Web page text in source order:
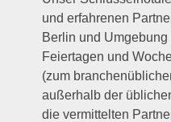
und erfahrenen
Berlin und
Feiertagen und
(zum
außerhalb der
die vermittelten